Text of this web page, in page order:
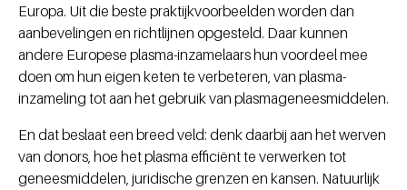
Europa. Uit die beste praktijkvoorbeelden worden dan
aanbevelingen en richtlijnen opgesteld. Daar kunnen
andere Europese plasma-inzamelaars hun voordeel mee
doen om hun eigen keten te verbeteren, van plasma-
inzameling tot aan het gebruik van plasmageneesmiddelen.
En dat beslaat een breed veld: denk daarbij aan het werven
van donors, hoe het plasma efficiënt te verwerken tot
geneesmiddelen, juridische grenzen en kansen. Natuurlijk